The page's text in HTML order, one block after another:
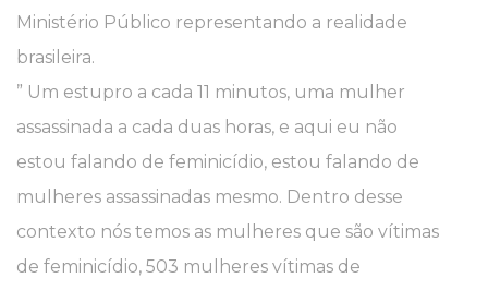
Ministério Público representando a realidade
brasileira.
” Um estupro a cada 11 minutos, uma mulher
assassinada a cada duas horas, e aqui eu não
estou falando de feminicídio, estou falando de
mulheres assassinadas mesmo. Dentro desse
contexto nós temos as mulheres que são vítimas
de feminicídio, 503 mulheres vítimas de